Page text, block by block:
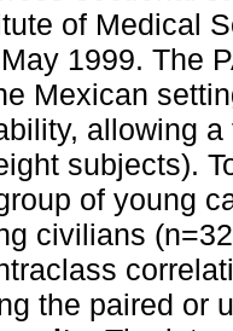
of Medical
1999. The
Mexican
allowing
subjects).
of young
civilians
the paired or